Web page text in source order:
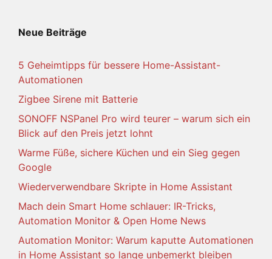
Neue Beiträge
5 Geheimtipps für bessere Home-Assistant-
Automationen
Zigbee Sirene mit Batterie
SONOFF NSPanel Pro wird teurer – warum sich ein
Blick auf den Preis jetzt lohnt
Warme Füße, sichere Küchen und ein Sieg gegen
Google
Wiederverwendbare Skripte in Home Assistant
Mach dein Smart Home schlauer: IR-Tricks,
Automation Monitor & Open Home News
Automation Monitor: Warum kaputte Automationen
in Home Assistant so lange unbemerkt bleiben